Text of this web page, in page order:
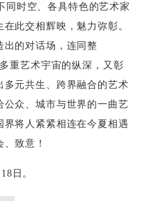
同时空、各具特色的艺术家
此交相辉映，魅力弥彰。
出的对话场，连同整
重艺术宇宙的纵深，又彰
多元共生、跨界融合的艺术
众、城市与世界的一曲艺
将人紧紧相连在今夏相遇
致意！
日。